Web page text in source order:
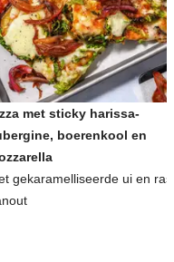
met sticky harissa-
boerenkool en
gekaramelliseerde ui en